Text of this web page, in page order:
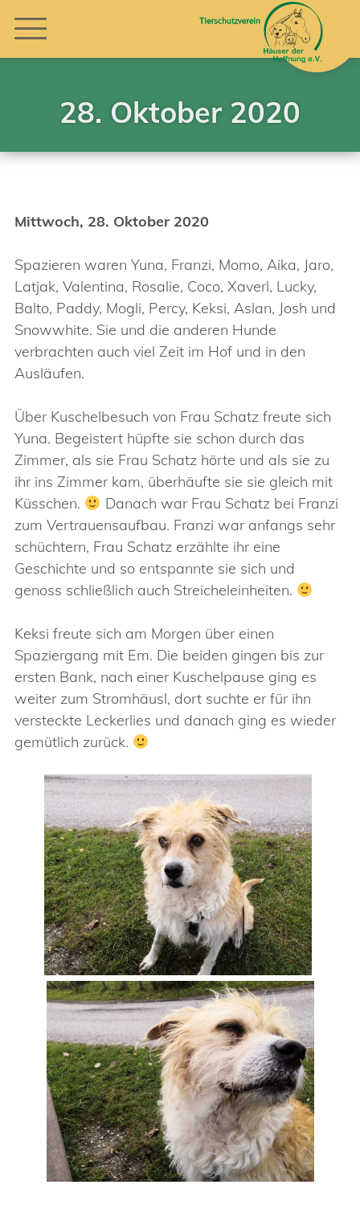
28. Oktober 2020
Mittwoch, 28. Oktober 2020
Spazieren waren Yuna, Franzi, Momo, Aika, Jaro,
Latjak, Valentina, Rosalie, Coco, Xaverl, Lucky,
Balto, Paddy, Mogli, Percy, Keksi, Aslan, Josh und
Snowwhite. Sie und die anderen Hunde
verbrachten auch viel Zeit im Hof und in den
Ausläufen.
Über Kuschelbesuch von Frau Schatz freute sich
Yuna. Begeistert hüpfte sie schon durch das
Zimmer, als sie Frau Schatz hörte und als sie zu
ihr ins Zimmer kam, überhäufte sie sie gleich mit
Küsschen.
Danach war Frau Schatz bei Franzi
zum Vertrauensaufbau. Franzi war anfangs sehr
schüchtern, Frau Schatz erzählte ihr eine
Geschichte und so entspannte sie sich und
genoss schließlich auch Streicheleinheiten.
Keksi freute sich am Morgen über einen
Spaziergang mit Em. Die beiden gingen bis zur
ersten Bank, nach einer Kuschelpause ging es
weiter zum Stromhäusl, dort suchte er für ihn
versteckte Leckerlies und danach ging es wieder
gemütlich zurück.